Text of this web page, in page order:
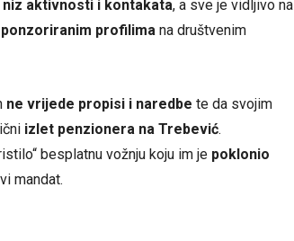
niz aktivnosti i kontakata, a sve je vidljivo na
profilima na društvenim
ne vrijede propisi i naredbe te da svojim
izlet penzionera na Trebević.
besplatnu vožnju koju im je poklonio
mandat.